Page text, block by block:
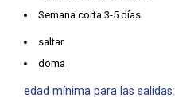
Semana corta 3-5 días
saltar
doma
edad mínima para las salidas: